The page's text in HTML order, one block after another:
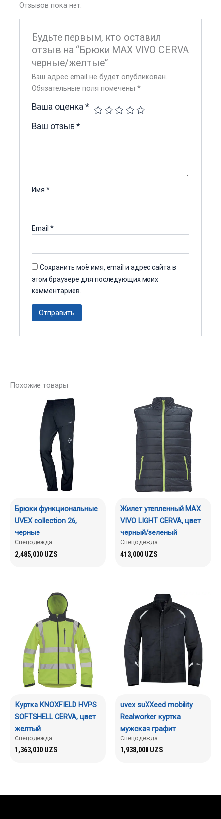
Отзывов пока нет.
Будьте первым, кто оставил
отзыв на “Брюки MAX VIVO CERVA
черные/желтые”
Ваш адрес email не будет опубликован.
Обязательные поля помечены*
Ваша оценка*
Ваш отзыв*
Имя*
Email*
Сохранить моё имя, email и адрес сайта в
этом браузере для последующих моих
комментариев.
Похожие товары
Брюки функциональные
UVEX collection 26,
черные
Спецодежда
2,485,000 UZS
Жилет утепленный MAX
VIVO LIGHT CERVA, цвет
черный/зеленый
Спецодежда
413,000 UZS
Куртка KNOXFIELD HVPS
SOFTSHELL CERVA, цвет
желтый
Спецодежда
1,363,000 UZS
uvex suXXeed mobility
Realworker куртка
мужская графит
Спецодежда
1,938,000 UZS